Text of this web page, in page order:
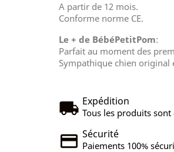
A partir de 12 mois.
Conforme norme CE.
Le + de BébéPetitPom:
Parfait au moment des
Sympathique chien original
Expédition
Tous les produits
Sécurité
Paiements 100%